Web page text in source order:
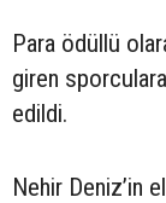
Para ödüllü
giren
edildi.
Nehir Deniz’in